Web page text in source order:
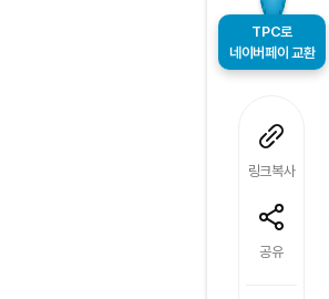
TPC로
네이버페이 교환
링크복사
공유